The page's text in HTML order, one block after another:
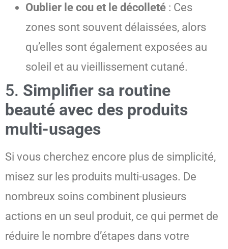
Oublier le cou et le décolleté : Ces
zones sont souvent délaissées, alors
qu’elles sont également exposées au
soleil et au vieillissement cutané.
5. Simplifier sa routine
beauté avec des produits
multi-usages
Si vous cherchez encore plus de simplicité,
misez sur les produits multi-usages. De
nombreux soins combinent plusieurs
actions en un seul produit, ce qui permet de
réduire le nombre d’étapes dans votre